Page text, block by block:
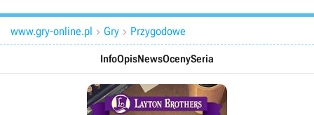
www.gry-online.pl  Gry  Przygodowe
InfoOpisNewsOcenySeria